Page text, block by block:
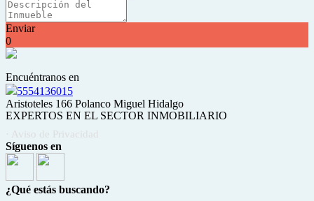
Enviar
0
Encuéntranos en
5554136015
Aristoteles 166 Polanco Miguel Hidalgo
EXPERTOS EN EL SECTOR INMOBILIARIO
· Aviso de Privacidad
Síguenos en
¿Qué estás buscando?